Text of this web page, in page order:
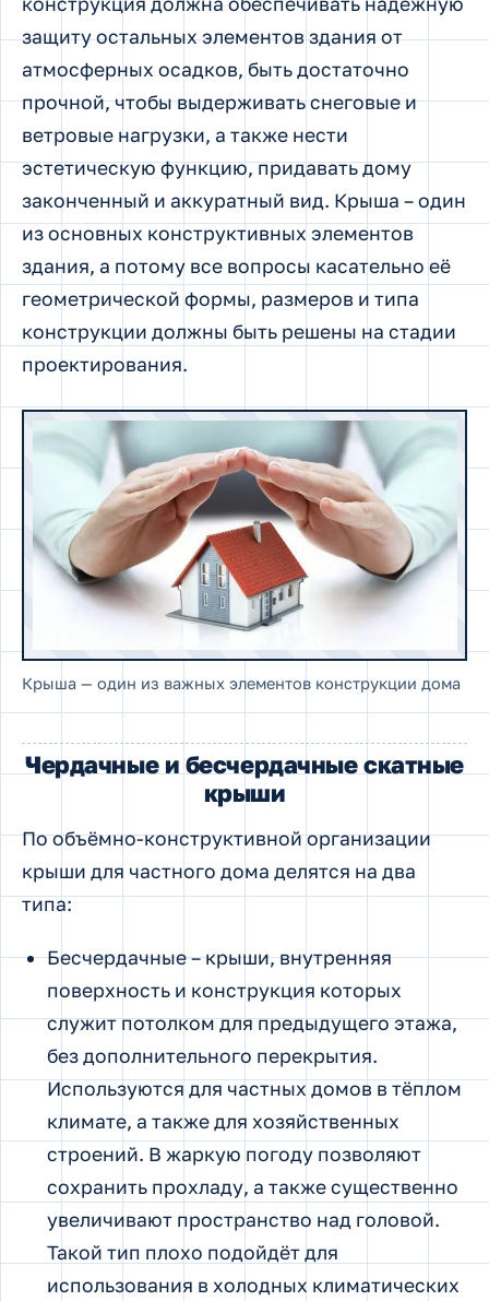
защиту остальных элементов здания от
атмосферных осадков, быть достаточно
прочной, чтобы выдерживать снеговые и
ветровые нагрузки, а также нести
эстетическую функцию, придавать дому
законченный и аккуратный вид. Крыша – один
из основных конструктивных элементов
здания, а потому все вопросы касательно её
геометрической формы, размеров и типа
конструкции должны быть решены на стадии
проектирования.
Крыша — один из важных элементов конструкции дома
Чердачные и бесчердачные скатные
крыши
По объёмно-конструктивной организации
крыши для частного дома делятся на два
типа:
Бесчердачные – крыши, внутренняя
поверхность и конструкция которых
служит потолком для предыдущего этажа,
без дополнительного перекрытия.
Используются для частных домов в тёплом
климате, а также для хозяйственных
строений. В жаркую погоду позволяют
сохранить прохладу, а также существенно
увеличивают пространство над головой.
Такой тип плохо подойдёт для
использования в холодных климатических